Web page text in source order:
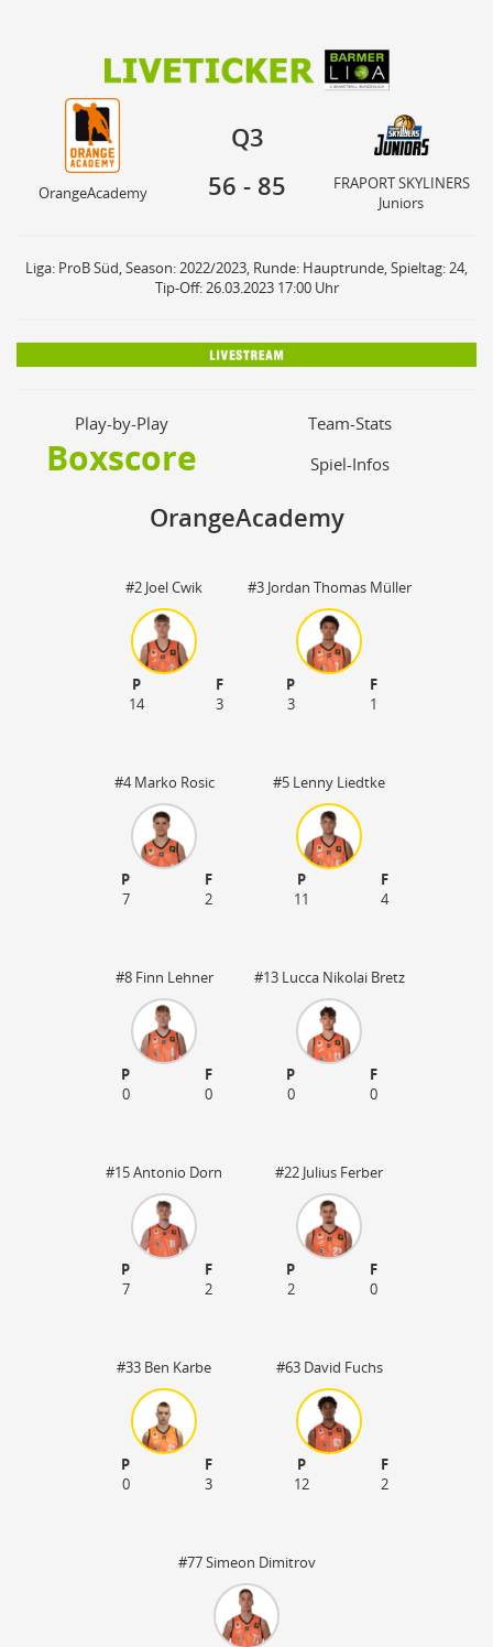
OrangeAcademy
FRAPORT SKYLINERS
Juniors
Q3
56 - 85
OrangeAcademy
FRAPORT SKYLINERS
Juniors
Liga: ProB Süd, Season: 2022/2023, Runde: Hauptrunde, Spieltag: 24,
Tip-Off: 26.03.2023 17:00 Uhr
Play-by-Play Team-Stats
Boxscore Spiel-Infos
OrangeAcademy
#2 Joel Cwik
P
F
14
3
#3 Jordan Thomas Müller
P
F
3
1
#4 Marko Rosic
P
F
7
2
#5 Lenny Liedtke
P
F
11
4
#8 Finn Lehner
P
F
0
0
#13 Lucca Nikolai Bretz
P
F
0
0
#15 Antonio Dorn
P
F
7
2
#22 Julius Ferber
P
F
2
0
#33 Ben Karbe
P
F
0
3
#63 David Fuchs
P
F
12
2
#77 Simeon Dimitrov